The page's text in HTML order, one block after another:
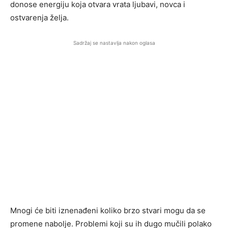
donose energiju koja otvara vrata ljubavi, novca i
ostvarenja želja.
Sadržaj se nastavlja nakon oglasa
Mnogi će biti iznenađeni koliko brzo stvari mogu da se
promene nabolje. Problemi koji su ih dugo mučili polako